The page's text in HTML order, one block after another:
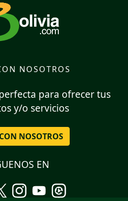
NOSOTROS
para ofrecer tus
y/o servicios
NOSOTROS
EN